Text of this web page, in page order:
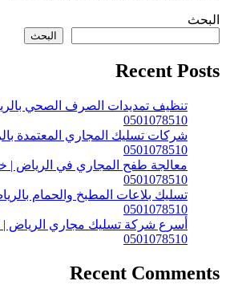
البحث
البحث
Recent Posts
تنظيف تمديدات الصرف الصحي
0501078510
شركات تسليك المجاري المعتمدة
0501078510
معالجة طفح المجاري في الرياض |
0501078510
تسليك بلاعات المطبخ والحمام
0501078510
أسرع شركة تسليك مجاري الرياض |
0501078510
Recent Comments